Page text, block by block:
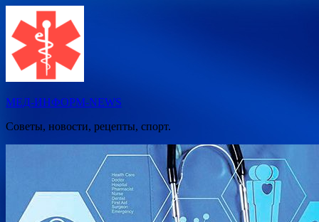
Перейти
содержимому
МЕД-ИНФОРМ-NEWS
Советы, новости, рецепты, спорт.